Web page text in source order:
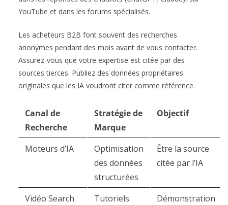
YouTube et dans les forums spécialisés.
Les acheteurs B2B font souvent des recherches
anonymes pendant des mois avant de vous contacter.
Assurez-vous que votre expertise est citée par des
sources tierces. Publiez des données propriétaires
originales que les IA voudront citer comme référence.
Canal de
Recherche
Stratégie de
Marque
Objectif
Moteurs d’IA
Optimisation
des données
structurées
Être la source
citée par l’IA
Vidéo Search
Tutoriels
Démonstration